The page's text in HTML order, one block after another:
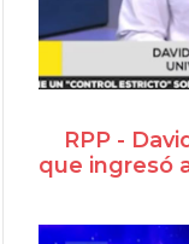
RPP -
que ingresó